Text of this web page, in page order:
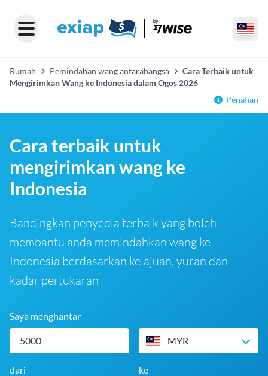
Rumah Pemindahan wang antarabangsa
Cara Terbaik untuk
Mengirimkan Wang ke Indonesia dalam Ogos 2026
Penafian
Cara terbaik untuk
mengirimkan wang ke
Indonesia
Bandingkan penyedia terbaik yang boleh
membantu anda memindahkan wang ke
Indonesia berdasarkan kelajuan, yuran dan
kadar pertukaran
Saya menghantar
MYR
dari ke